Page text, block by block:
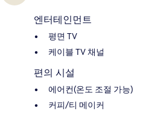
엔터테인먼트
평면 TV
케이블 TV 채널
편의 시설
에어컨(온도 조절 가능)
커피/티 메이커